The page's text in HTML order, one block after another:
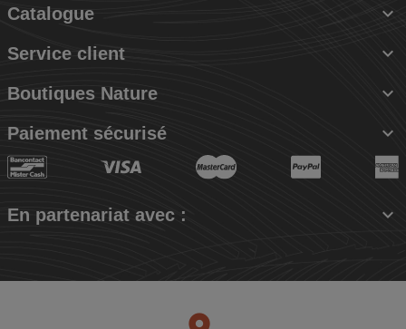
Catalogue 
Service client 
Boutiques Nature 
Paiement sécurisé 
En partenariat avec : 